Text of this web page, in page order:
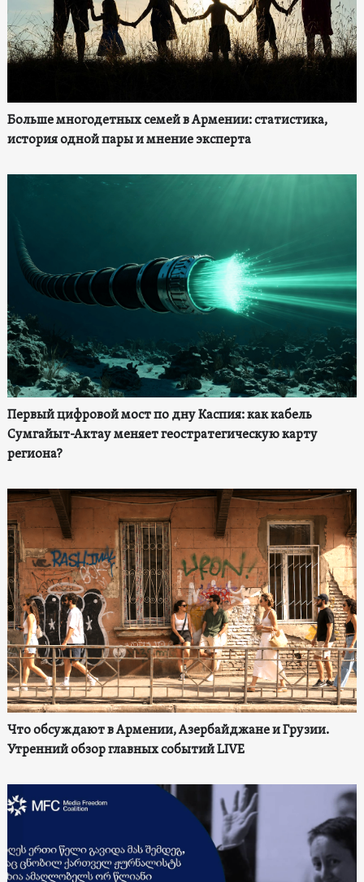
Больше многодетных семей в Армении: статистика,
история одной пары и мнение эксперта
Первый цифровой мост по дну Каспия: как кабель
Сумгайыт-Актау меняет геостратегическую карту
региона?
Что обсуждают в Армении, Азербайджане и Грузии.
Утренний обзор главных событий LIVE